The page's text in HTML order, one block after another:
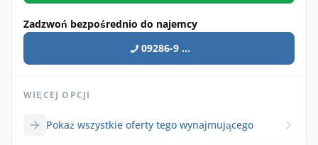
Zadzwoń bezpośrednio do najemcy
09286-9 ...
WIĘCEJ OPCJI
Pokaż wszystkie oferty tego wynajmującego